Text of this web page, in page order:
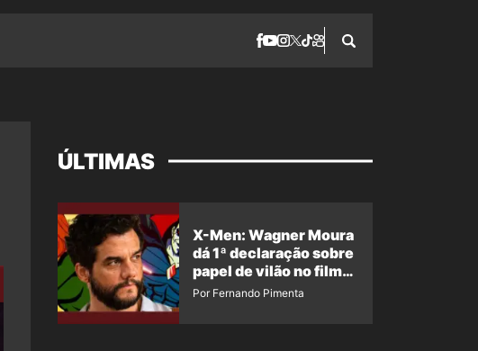
ÚLTIMAS
X-Men: Wagner Moura
dá 1ª declaração sobre
papel de vilão no filme
da Marvel
Por Fernando Pimenta